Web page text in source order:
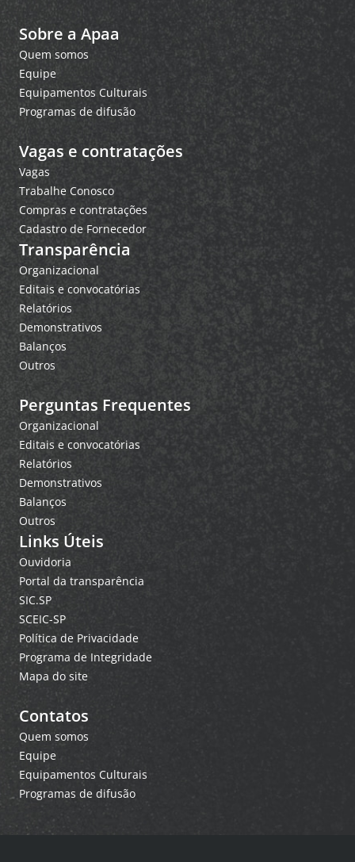
Sobre a Apaa
Quem somos
Equipe
Equipamentos Culturais
Programas de difusão
Vagas e contratações
Vagas
Trabalhe Conosco
Compras e contratações
Cadastro de Fornecedor
Transparência
Organizacional
Editais e convocatórias
Relatórios
Demonstrativos
Balanços
Outros
Perguntas Frequentes
Organizacional
Editais e convocatórias
Relatórios
Demonstrativos
Balanços
Outros
Links Úteis
Ouvidoria
Portal da transparência
SIC.SP
SCEIC-SP
Política de Privacidade
Programa de Integridade
Mapa do site
Contatos
Quem somos
Equipe
Equipamentos Culturais
Programas de difusão